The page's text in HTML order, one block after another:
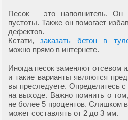
Песок – это наполнитель. Он
пустоты. Также он помогает
дефектов.
Кстати,заказать бетон в
можно прямо в интернете.
Иногда песок заменяют
и такие варианты являются
вы преследуете. Определитесь
на выходе. Важно помнить о
не более 5 процентов. Слишком
может составлять от 2 до 3 мм.